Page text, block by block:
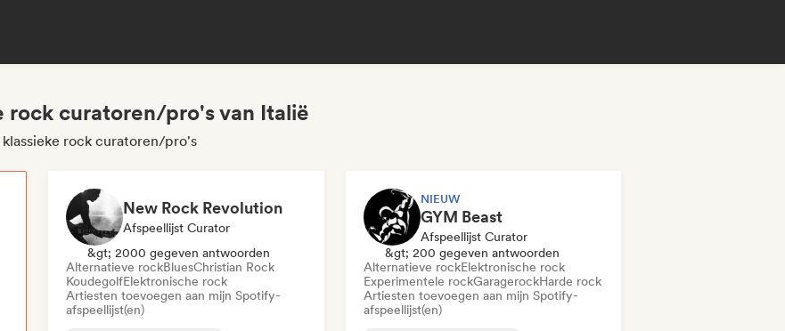
rock curatoren/pro's van Italië
rock curatoren/pro's
New Rock Revolution
Afspeellijst Curator
&gt; 2000 gegeven antwoorden
Alternatieve rockBluesChristian Rock
KoudegolfElektronische rock
Artiesten toevoegen aan mijn Spotify-
afspeellijst(en)
NIEUW
GYM Beast
Afspeellijst Curator
&gt; 200 gegeven antwoorden
Alternatieve rockElektronische rock
Experimentele rockGaragerockHarde rock
Artiesten toevoegen aan mijn Spotify-
afspeellijst(en)